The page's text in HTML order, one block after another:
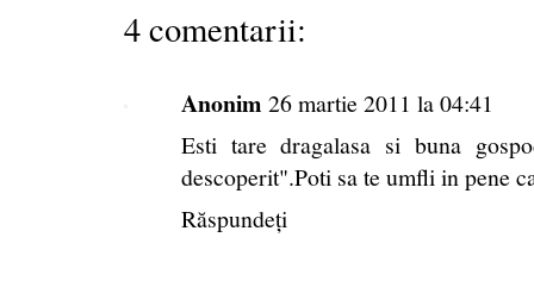
4 comentarii:
Anonim 26 martie 2011 la 04:41
Esti tare dragalasa si buna
descoperit".Poti sa te umfli in pene
Răspundeți